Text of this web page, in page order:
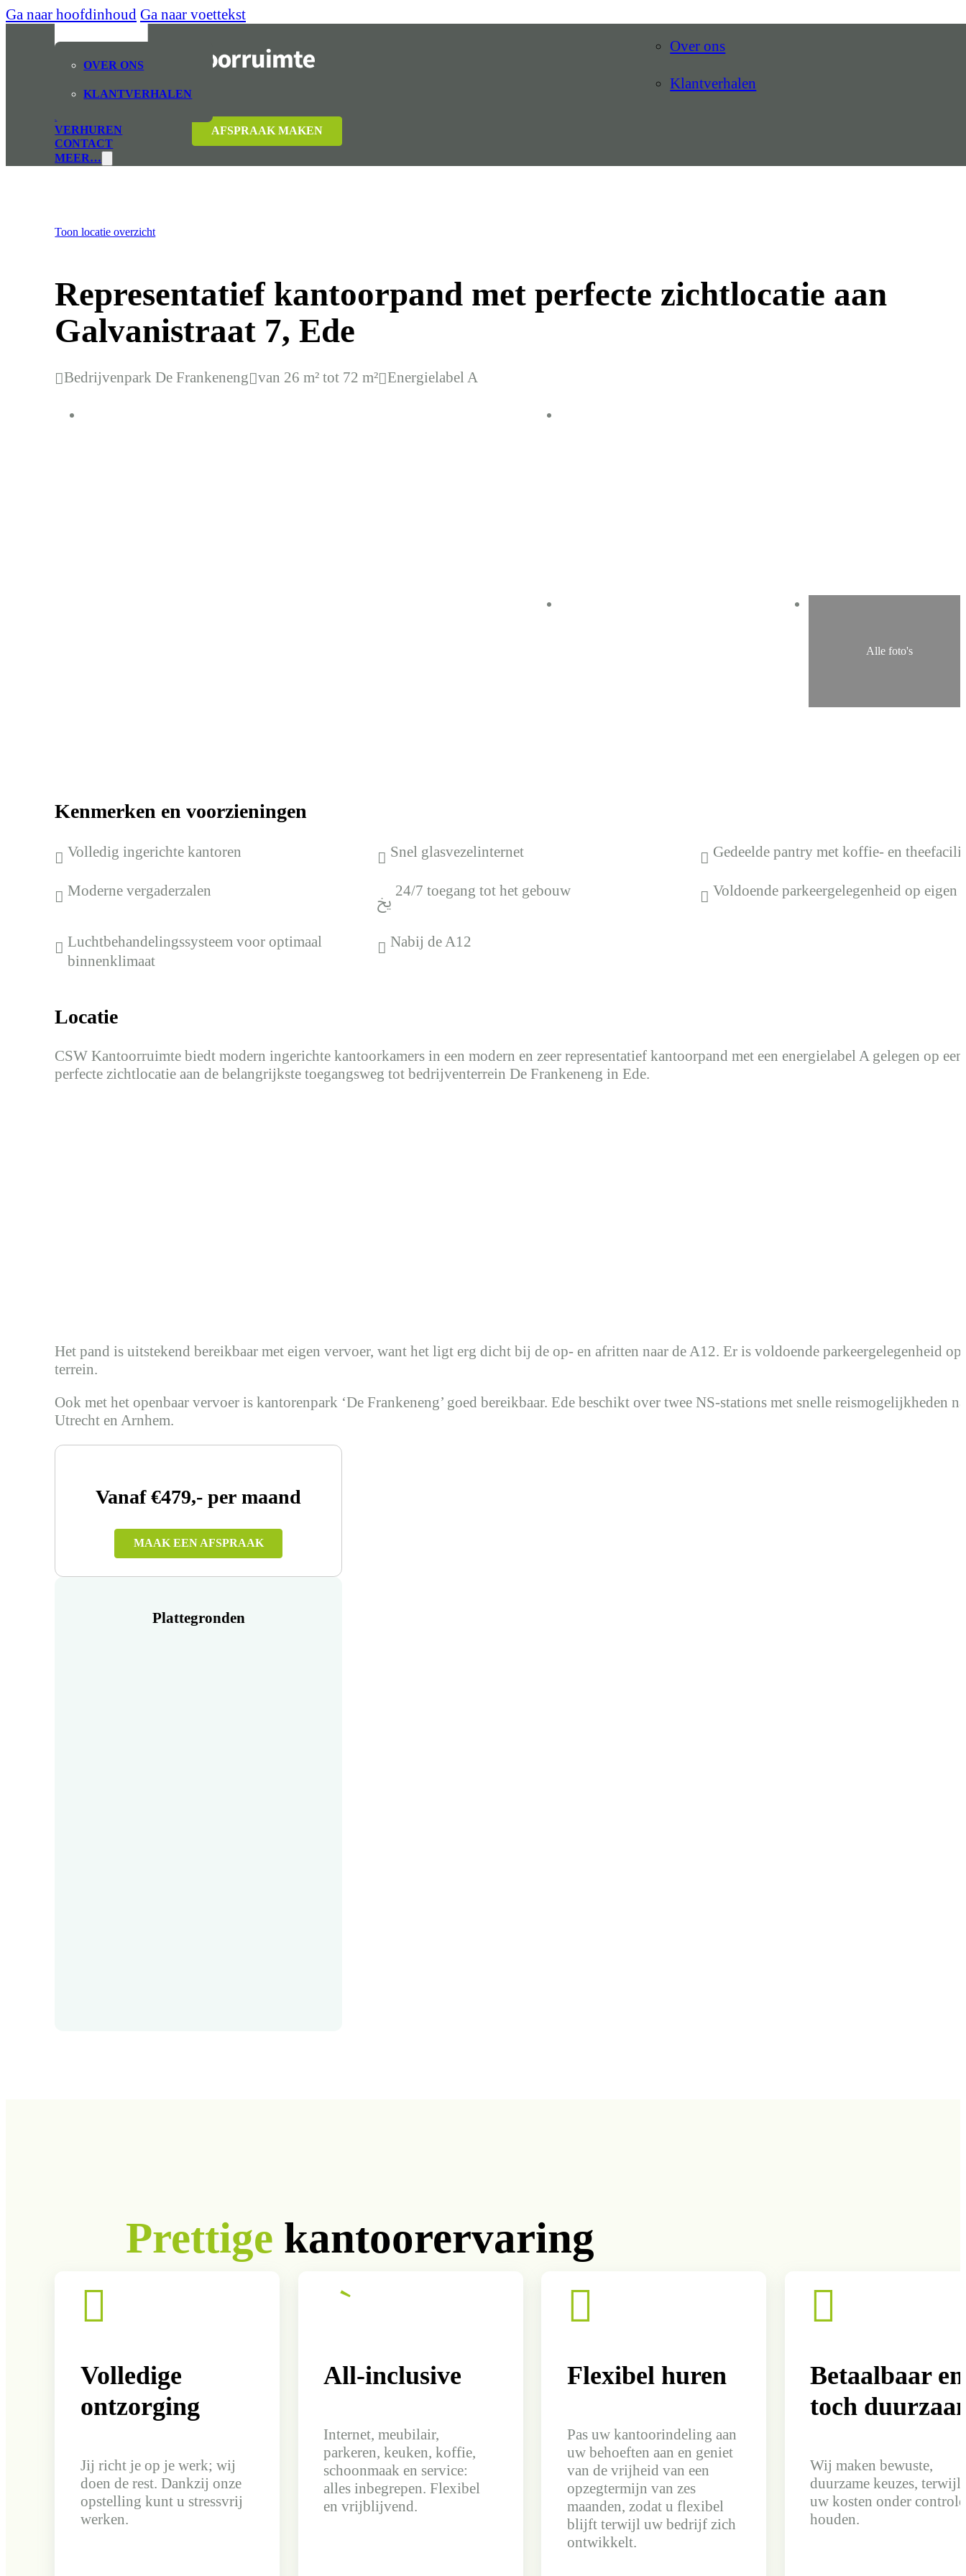
Ga naar hoofdinhoud Ga naar voettekst
CSW KANTOORRUIMTE
HUREN
VERHUREN
CONTACT
MEER…
OVER ONS
KLANTVERHALEN
AFSPRAAK MAKEN
Toon locatie overzicht
Representatief kantoorpand met perfecte zichtlocatie aan
Galvanistraat 7, Ede
Bedrijvenpark De Frankenengvan 26 m² tot 72 m²Energielabel A
Alle foto's
Kenmerken en voorzieningen
Volledig ingerichte kantoren Snel glasvezelinternet Gedeelde pantry met koffie- en
Moderne vergaderzalen 24/7 toegang tot het gebouw Voldoende parkeergelegenheid op eigen
Luchtbehandelingssysteem voor optimaal
binnenklimaat
Nabij de A12
Locatie
CSW Kantoorruimte biedt modern ingerichte kantoorkamers in een modern en zeer representatief kantoorpand met een energielabel A gelegen op een
perfecte zichtlocatie aan de belangrijkste toegangsweg tot bedrijventerrein De Frankeneng in Ede.
Het pand is uitstekend bereikbaar met eigen vervoer, want het ligt erg dicht bij de op- en afritten naar de A12. Er is voldoende parkeergelegenheid op
terrein.
Ook met het openbaar vervoer is kantorenpark ‘De Frankeneng’ goed bereikbaar. Ede beschikt over twee NS-stations met snelle reismogelijkheden
Utrecht en Arnhem.
Vanaf €479,- per maand
MAAK EEN AFSPRAAK
Plattegronden
Prettige kantoorervaring

Volledige
ontzorging
Jij richt je op je werk; wij
doen de rest. Dankzij onze
opstelling kunt u stressvrij
werken.
｀
All-inclusive
Internet, meubilair,
parkeren, keuken, koffie,
schoonmaak en service:
alles inbegrepen. Flexibel
en vrijblijvend.

Flexibel huren
Pas uw kantoorindeling aan
uw behoeften aan en geniet
van de vrijheid van een
opzegtermijn van zes
maanden, zodat u flexibel
blijft terwijl uw bedrijf zich
ontwikkelt.

Betaalbaar en
toch
Wij maken bewuste,
duurzame keuzes, terwijl
uw kosten onder controle
houden.
Over ons
Klantverhalen